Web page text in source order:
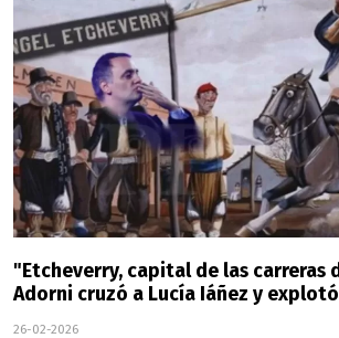
"Etcheverry, capital de las carreras
Adorni cruzó a Lucía Iáñez y
26-02-2026